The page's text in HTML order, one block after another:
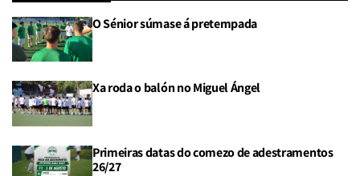
O Sénior súmase á pretempada
Xa roda o balón no Miguel Ángel
Primeiras datas do comezo de adestramentos
26/27